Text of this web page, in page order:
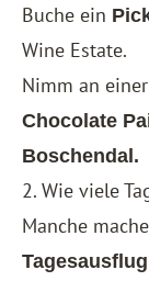
Buche ein
Wine Estate.
Nimm an
Chocolate
Boschendal.
2. Wie viele
Manche
Tagesausflug